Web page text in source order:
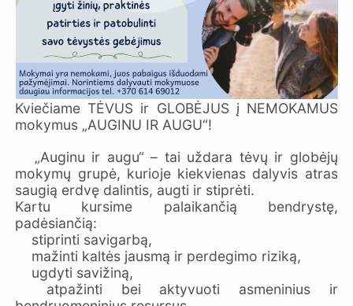
Kviečiame TĖVUS ir GLOBĖJUS į NEMOKAMUS
mokymus „AUGINU IR AUGU“!
„Auginu ir augu“ – tai uždara tėvų ir globėjų
mokymų grupė, kurioje kiekvienas dalyvis atras
saugią erdvę dalintis, augti ir stiprėti.
Kartu kursime palaikančią bendrystę,
padėsiančią:
stiprinti savigarbą,
mažinti kaltės jausmą ir perdegimo riziką,
ugdyti savižiną,
atpažinti bei aktyvuoti asmeninius ir